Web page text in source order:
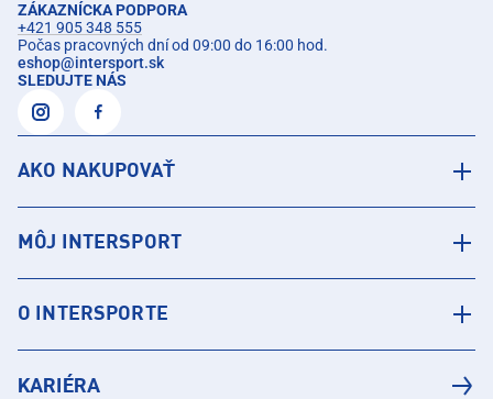
ZÁKAZNÍCKA PODPORA
+421 905 348 555
Počas pracovných dní od 09:00 do 16:00 hod.
eshop@intersport.sk
SLEDUJTE NÁS
AKO NAKUPOVAŤ
MÔJ INTERSPORT
O INTERSPORTE
KARIÉRA